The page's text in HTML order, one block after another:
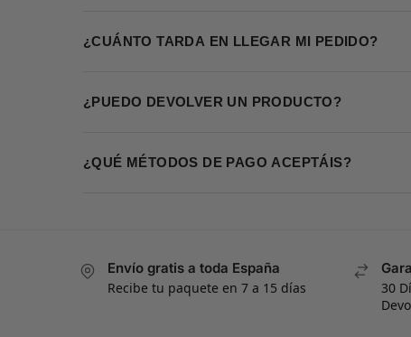
¿CUÁNTO TARDA EN LLEGAR MI PEDIDO?
¿PUEDO DEVOLVER UN PRODUCTO?
¿QUÉ MÉTODOS DE PAGO ACEPTÁIS?
Envío gratis a toda España
Recibe tu paquete en 7 a 15 días
30